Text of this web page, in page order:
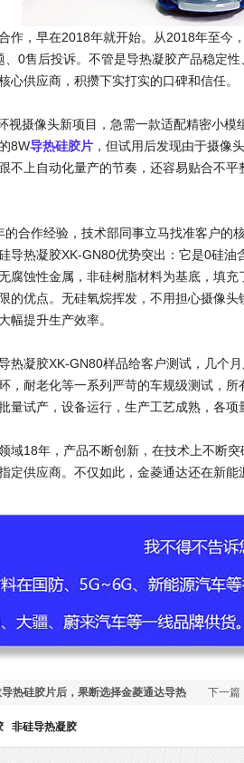
作，早在2018年就开始。从2018年至今
、0售后投诉。不管是导热凝胶产品稳定
心供应商，积攒下实打实的口碑和信任。
视摄像头新项目，急需一款适配精密小
8W导热硅胶片 ，但试用后发现由于摄像
不上自动化量产的节奏，还容易贴合不
合作经验，技术部同事立马找准客户的
导热凝胶XK-GN80优势突出：它是0硅
腐蚀性金属，非硅树脂材料为基底，填
的优点。无硅氧烷挥发，不用担心摄像头
幅提升生产效率。
热凝胶XK-GN80样品给客户测试，几个
，耐老化等一系列严苛的车规级测试，
量试产，设备运行，生产工艺成熟，各项
域18年，产品不断创新，在技术上不断
定供应商。不仅如此，金菱通达还在新
热硅胶片后，果断选择金菱通达导热
下一篇
非硅导热凝胶